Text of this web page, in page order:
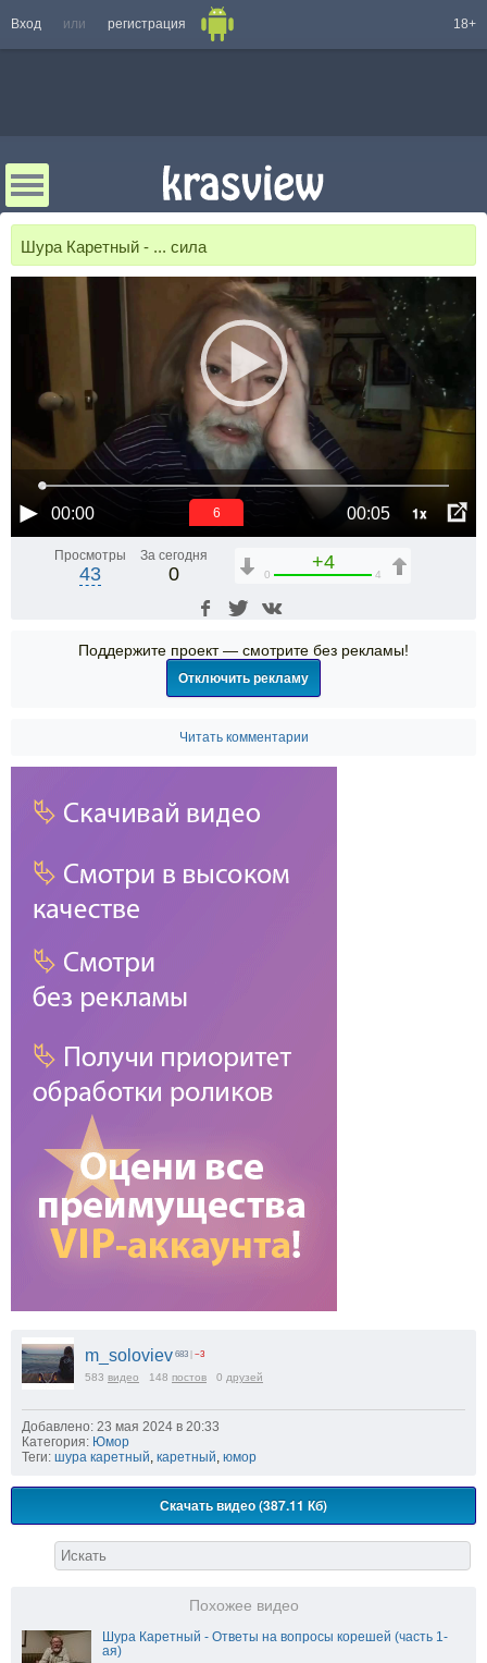
Вход или регистрация 18+
Шура Каретный - ... сила
00:00 00:05 1x
6
Просмотры
43
За сегодня
0
+4
0 4
Поддержите проект — смотрите без рекламы!
Отключить рекламу
Читать комментарии
m_soloviev 683 −3
583 видео 148 постов 0 друзей
Добавлено: 23 мая 2024 в 20:33
Категория: Юмор
Теги: шура каретный, каретный, юмор
Скачать видео (387.11 Кб)
Похожее видео
Шура Каретный - Ответы на вопросы корешей (часть 1-
ая)